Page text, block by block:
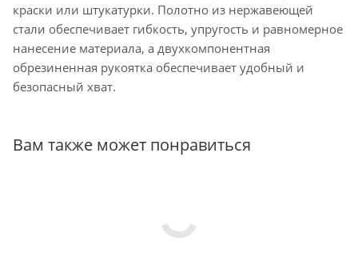
краски или штукатурки. Полотно из нержавеющей
стали обеспечивает гибкость, упругость и равномерное
нанесение материала, а двухкомпонентная
обрезиненная рукоятка обеспечивает удобный и
безопасный хват.
Вам также может понравиться